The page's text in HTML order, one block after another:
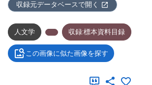
収録元データベースで開く
人文学 収録:標本資料目録
この画像に似た画像を探す